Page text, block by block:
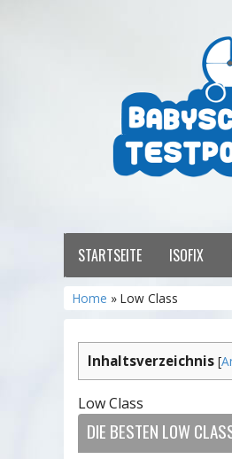
STARTSEITE ISOFIX
Home » Low Class
Inhaltsverzeichnis [
Low Class
DIE BESTEN LOW